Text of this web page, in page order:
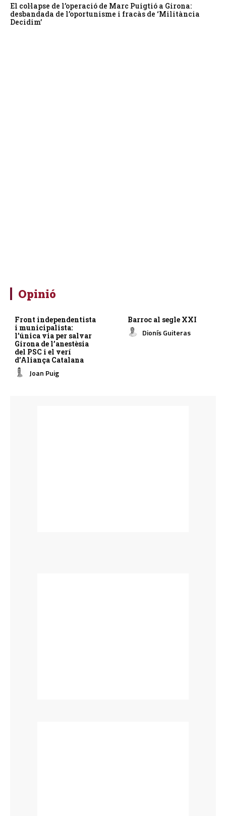
El col·lapse de l’operació de Marc Puigtió a Girona:
desbandada de l’oportunisme i fracàs de ‘Militància
Decidim’
Opinió
Front independentista
i municipalista:
l’única via per salvar
Girona de l’anestèsia
del PSC i el verí
d’Aliança Catalana
Joan Puig
Barroc al segle XXI
Dionís Guiteras